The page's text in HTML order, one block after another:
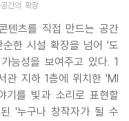
간의 확장
텐츠를 직접 만드는 공간
한 시설 확장을 넘어 '도
능성을 보여주고 있다. 1
관 지하 1층에 위치한 'MI
기를 빛과 소리로 표현할
'누구나 창작자가 될 수